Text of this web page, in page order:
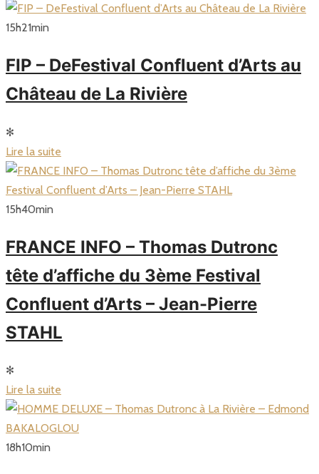
15h21min
FIP – DeFestival Confluent d’Arts au
Château de La Rivière
✻
Lire la suite
15h40min
FRANCE INFO – Thomas Dutronc
tête d’affiche du 3ème Festival
Confluent d’Arts – Jean-Pierre
STAHL
✻
Lire la suite
18h10min